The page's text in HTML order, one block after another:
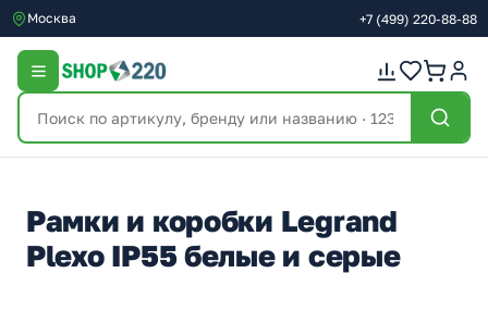
Москва +7 (499) 220-88-88
Рамки и коробки Legrand
Plexo IP55 белые и серые